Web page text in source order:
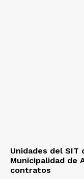
Unidades del SIT
Municipalidad de
contratos